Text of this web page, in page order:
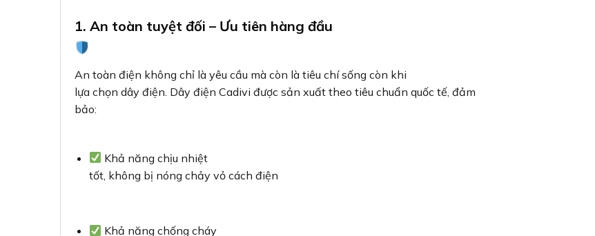
1. An toàn tuyệt đối – Ưu tiên hàng đầu
An toàn điện không chỉ là yêu cầu mà còn là tiêu chí sống còn khi
lựa chọn dây điện. Dây điện Cadivi được sản xuất theo tiêu chuẩn quốc tế, đảm
bảo:
Khả năng chịu nhiệt
tốt, không bị nóng chảy vỏ cách điện
Khả năng chống cháy